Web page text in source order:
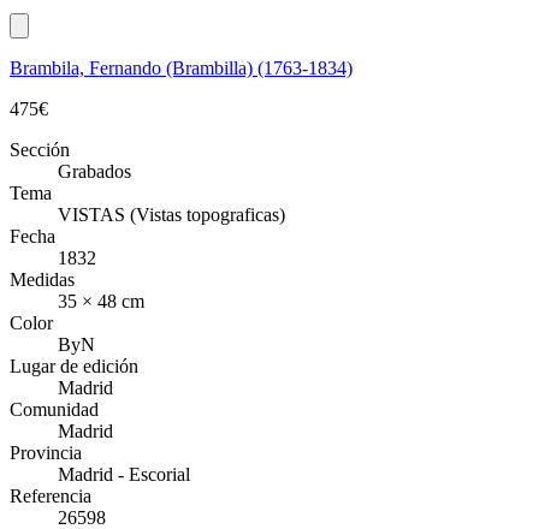
Brambila, Fernando (Brambilla) (1763-1834)
475€
Sección
Grabados
Tema
VISTAS (Vistas topograficas)
Fecha
1832
Medidas
35 × 48 cm
Color
ByN
Lugar de edición
Madrid
Comunidad
Madrid
Provincia
Madrid - Escorial
Referencia
26598